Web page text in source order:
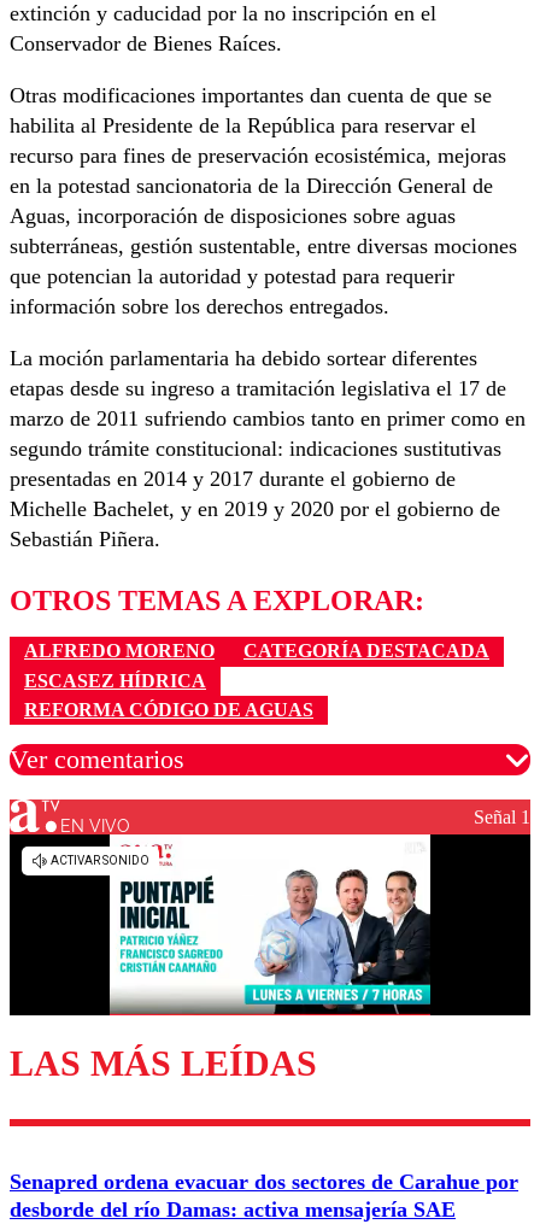
extinción y caducidad por la no inscripción en el
Conservador de Bienes Raíces.
Otras modificaciones importantes dan cuenta de que se
habilita al Presidente de la República para reservar el
recurso para fines de preservación ecosistémica, mejoras
en la potestad sancionatoria de la Dirección General de
Aguas, incorporación de disposiciones sobre aguas
subterráneas, gestión sustentable, entre diversas mociones
que potencian la autoridad y potestad para requerir
información sobre los derechos entregados.
La moción parlamentaria ha debido sortear diferentes
etapas desde su ingreso a tramitación legislativa el 17 de
marzo de 2011 sufriendo cambios tanto en primer como en
segundo trámite constitucional: indicaciones sustitutivas
presentadas en 2014 y 2017 durante el gobierno de
Michelle Bachelet, y en 2019 y 2020 por el gobierno de
Sebastián Piñera.
OTROS TEMAS A EXPLORAR:
ALFREDO MORENO
CATEGORÍA DESTACADA
ESCASEZ HÍDRICA
REFORMA CÓDIGO DE AGUAS
Ver comentarios
Los comentarios son moderados para garantizar un
Enviar comentario
EN VIVO Señal 1
LAS MÁS LEÍDAS
Senapred ordena evacuar dos sectores de Carahue por
desborde del río Damas: activa mensajería SAE